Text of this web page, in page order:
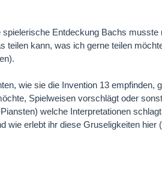
Entdeckung Bachs
teilen kann, was ich gerne teilen
wie sie die Invention 13 empfinden,
Spielweisen vorschlägt oder
welche Interpretationen
wie erlebt ihr diese Gruseligkeiten hier